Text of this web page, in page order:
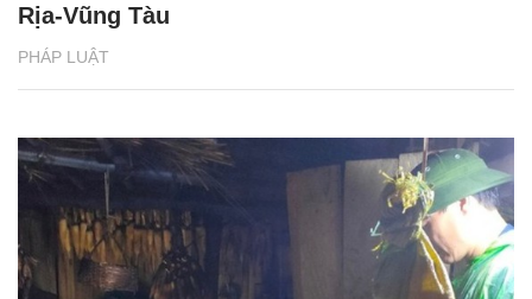
PHÁP LUẬT
Rịa-Vũng Tàu